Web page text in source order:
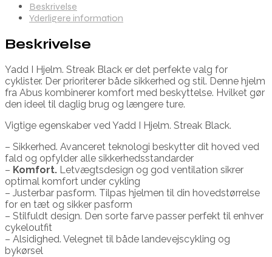
Beskrivelse
Yderligere information
Beskrivelse
Yadd I Hjelm. Streak Black er det perfekte valg for
cyklister. Der prioriterer både sikkerhed og stil. Denne hjelm
fra Abus kombinerer komfort med beskyttelse. Hvilket gør
den ideel til daglig brug og længere ture.
Vigtige egenskaber ved Yadd I Hjelm. Streak Black.
– Sikkerhed. Avanceret teknologi beskytter dit hoved ved
fald og opfylder alle sikkerhedsstandarder
– Komfort. Letvægtsdesign og god ventilation sikrer
optimal komfort under cykling
– Justerbar pasform. Tilpas hjelmen til din hovedstørrelse
for en tæt og sikker pasform
– Stilfuldt design. Den sorte farve passer perfekt til enhver
cykeloutfit
– Alsidighed. Velegnet til både landevejscykling og
bykørsel